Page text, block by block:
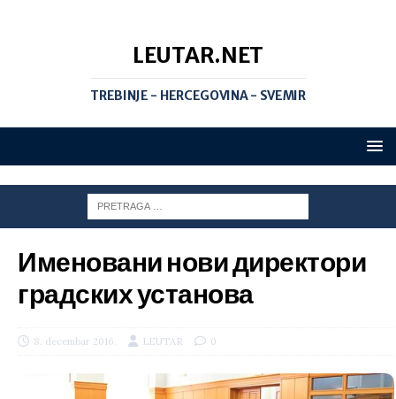
LEUTAR.NET
TREBINJE - HERCEGOVINA - SVEMIR
Именовани нови директори
градских установа
8. decembar 2016. LEUTAR 0